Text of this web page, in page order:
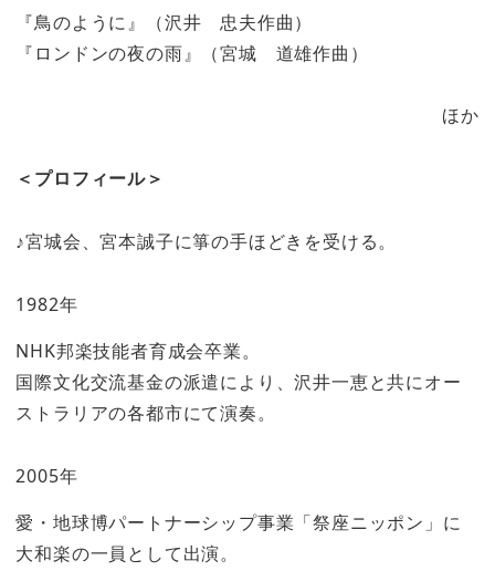
『鳥のように』（沢井 忠夫作曲）
『ロンドンの夜の雨』（宮城 道雄作曲）
ほか
＜プロフィール＞
♪宮城会、宮本誠子に箏の手ほどきを受ける。
1982年
NHK邦楽技能者育成会卒業。
国際文化交流基金の派遣により、沢井一恵と共にオー
ストラリアの各都市にて演奏。
2005年
愛・地球博パートナーシップ事業「祭座ニッポン」に
大和楽の一員として出演。